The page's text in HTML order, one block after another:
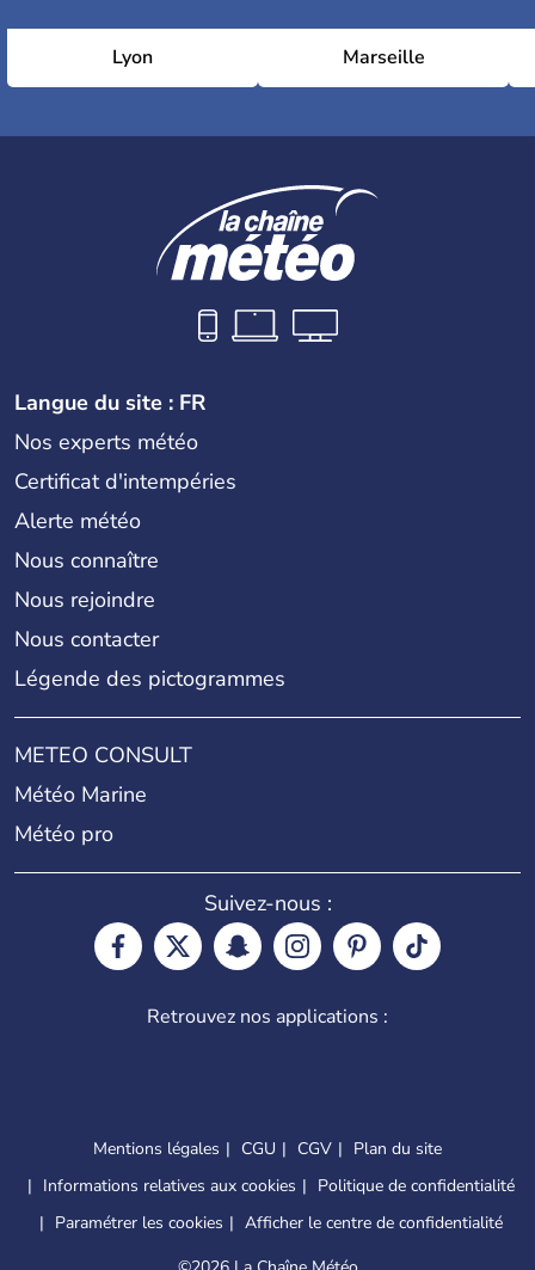
Lyon Marseille
Langue du site : FR
Nos experts météo
Certificat d'intempéries
Alerte météo
Nous connaître
Nous rejoindre
Nous contacter
Légende des pictogrammes
METEO CONSULT
Météo Marine
Météo pro
Suivez-nous :
Retrouvez nos applications :
Mentions légales CGU CGV
Plan du site
Informations relatives aux cookies
Politique de confidentialité
Paramétrer les cookies
Afficher le centre de confidentialité